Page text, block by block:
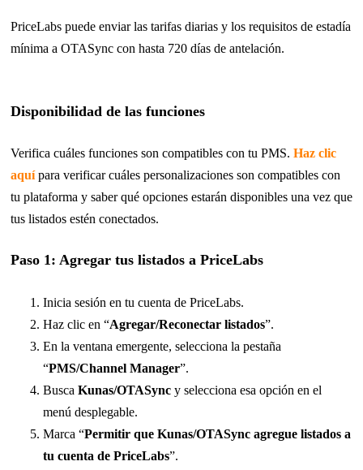
PriceLabs puede enviar las tarifas diarias y los requisitos de estadía
mínima a OTASync con hasta 720 días de antelación.
Disponibilidad de las funciones
Verifica cuáles funciones son compatibles con tu PMS. Haz clic
aquípara verificar cuáles personalizaciones son compatibles con
tu plataforma y saber qué opciones estarán disponibles una vez que
tus listados estén conectados.
Paso 1: Agregar tus listados a PriceLabs
Inicia sesión en tu cuenta de PriceLabs.
Haz clic en “Agregar/Reconectar listados”.
En la ventana emergente, selecciona la pestaña
“PMS/Channel Manager”.
Busca Kunas/OTASyncy selecciona esa opción en el
menú desplegable.
Marca “Permitir que Kunas/OTASync agregue listados a
tu cuenta de PriceLabs”.